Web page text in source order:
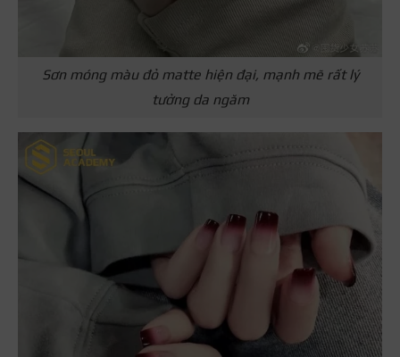
Sơn móng màu đỏ matte hiện đại, mạnh mẽ rất lý
tưởng da ngăm